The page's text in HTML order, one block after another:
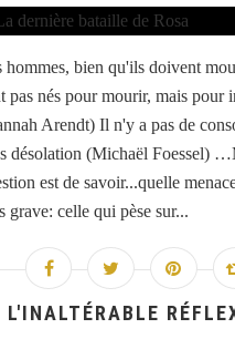
hommes, bien qu'ils doivent
pas nés pour mourir, mais pour
Arendt) Il n'y a pas de
désolation (Michaël Foessel)
est de savoir...quelle
grave: celle qui pèse sur...
L'INALTÉRABLE